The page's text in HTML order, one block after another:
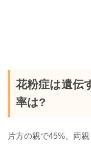
花粉症は遺伝
率は?
片方の親で45%、両